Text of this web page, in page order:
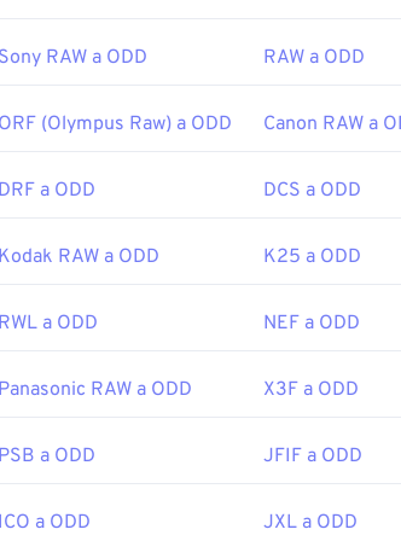
de-archivo-tiff
Sony RAW a ODD RAW a ODD
ORF (Olympus Raw) a ODD Canon RAW a
DRF a ODD DCS a ODD
Kodak RAW a ODD K25 a ODD
RWL a ODD NEF a ODD
Panasonic RAW a ODD X3F a ODD
PSB a ODD JFIF a ODD
ICO a ODD JXL a ODD